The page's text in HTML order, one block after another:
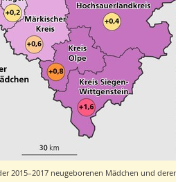
2015–2017 neugeborenen Mädchen und